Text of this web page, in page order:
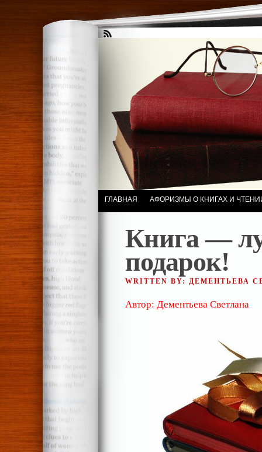
ГЛАВНАЯ АФОРИЗМЫ О КНИГАХ И
Книга —
подарок!
WRITTEN BY: ДЕМЕНТЬЕВА
Автор: Дементьева Светлана